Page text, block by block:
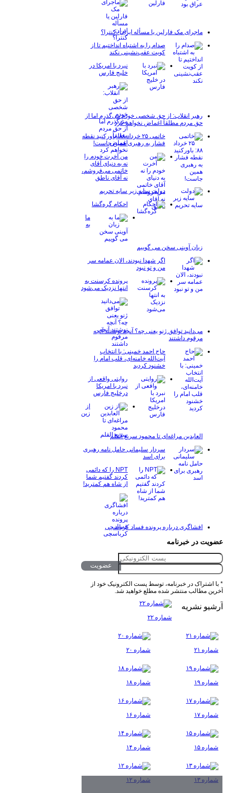
ماجرای مک فارلین یا مسأله ایران- کنترا؟
صدام را به اشتباه انداختیم تا از
کویت عقب‌نشینی نکند
نبرد با امریکا در
خلیج فارس
رهبر انقلاب: از حق شخصی خودم می‌گذرم اما از
حق مردم مطلقاً اغماض نخواهم کرد
خاتمی ۲۵ خرداد ۸۸: باورکنید نقطه
فشار به رهبری همین جاست!
من آخرت خودم را
نه به دنیای آقای
خاتمی می‌فروشم،
نه آقای ناطق
دولت سایه زیر سایه تحریم
احکام گره‌گشا
ما
به
زبان آوینی سخن می گوییم
اگر شهدا نبودند، الان عمامه سر
من و تو نبود
پرونده کرسنت به
انتها نزدیک می‌شود
می‌دانید توافق ژنو یعنی چه؟ آنچه نوشتند آنچه
مرقوم داشتند
حاج احمد خمینی: با انتخاب
آیت‌الله خامنه‌ای، قلب امام را
خشنود کردید
روایتی واقعی از
نبرد با امریکا
درخلیج فارس
از
زین
العابدین مراغه‌ای تا محمود سریع القلم
سردار سلیمانی حامل نامه رهبری
برای اسد
NPT را که دائمی
کردند گفتیم شما
از شاه هم کمترید!
افشاگری درباره پرونده فساد کرباسچی
عضویت در خبرنامه
* با اشتراک در خبرنامه، توسط پست الکترونیک خود از
آخرین مطالب منتشر شده مطلع خواهید شد.
آرشیو نشریه
شماره ۲۲
شماره ۲۱ شماره ۲۰
شماره ۱۹ شماره ۱۸
شماره ۱۷ شماره ۱۶
شماره ۱۵ شماره ۱۴
شماره ۱۳ شماره ۱۲